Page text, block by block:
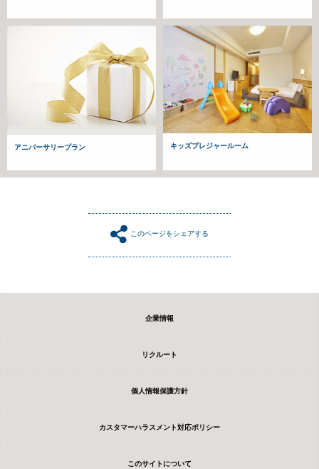
アニバーサリープラン キッズプレジャールーム
このページをシェアする
企業情報
リクルート
個人情報保護方針
カスタマーハラスメント対応ポリシー
このサイトについて